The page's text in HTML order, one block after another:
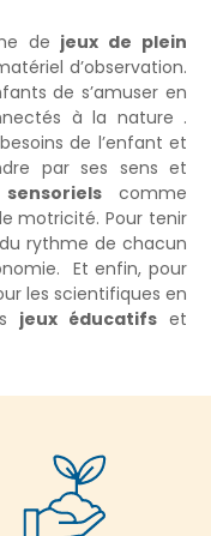
de jeux de plein
d’observation.
de s’amuser en
à la nature .
de l’enfant et
par ses sens et
comme
motricité. Pour tenir
rythme de chacun
Et enfin, pour
les scientifiques en
jeux éducatifs et